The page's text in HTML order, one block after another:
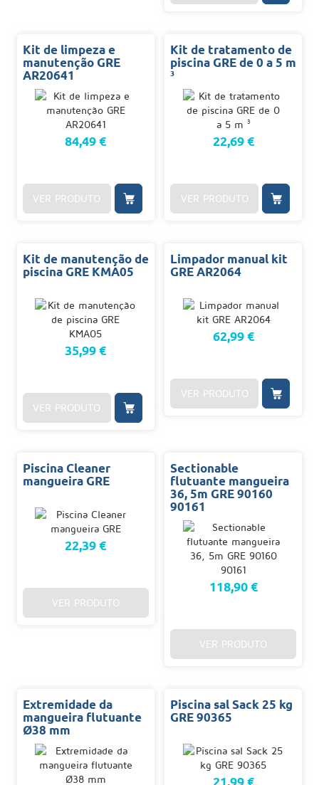
Kit de limpeza e
manutenção GRE
AR20641
84,49 €
VER PRODUTO
Kit de tratamento de
piscina GRE de 0 a 5 m
³
22,69 €
VER PRODUTO
Kit de manutenção de
piscina GRE KMA05
35,99 €
VER PRODUTO
Limpador manual kit
GRE AR2064
62,99 €
VER PRODUTO
Piscina Cleaner
mangueira GRE
22,39 €
VER PRODUTO
Sectionable
flutuante mangueira
36, 5m GRE 90160
90161
118,90 €
VER PRODUTO
Extremidade da
mangueira flutuante
Ø38 mm
Piscina sal Sack 25 kg
GRE 90365
21,99 €